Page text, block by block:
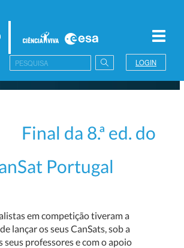
LOGIN
Final da 8.ª ed. do
Portugal
em competição tiveram a
lançar os seus CanSats, sob a
seus professores e com o apoio